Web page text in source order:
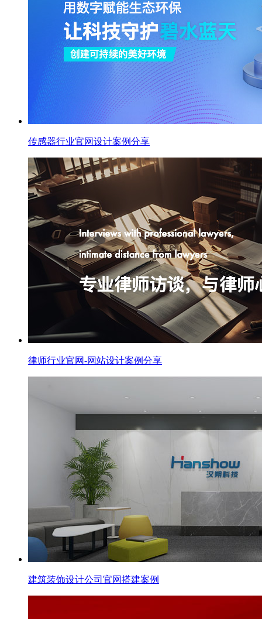
传感器行业官网设计案例分享
律师行业官网-网站设计案例分享
建筑装饰设计公司官网搭建案例